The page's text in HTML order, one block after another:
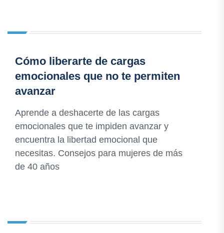
Cómo liberarte de cargas
emocionales que no te permiten
avanzar
Aprende a deshacerte de las cargas
emocionales que te impiden avanzar y
encuentra la libertad emocional que
necesitas. Consejos para mujeres de más
de 40 años